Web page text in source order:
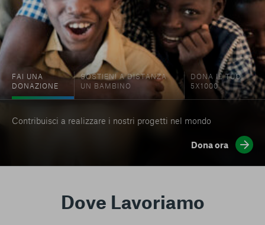
FAI UNA
DONAZIONE
SOSTIENI A DISTANZA
UN BAMBINO
DONA IL TUO
5X1000
Contribuisci a realizzare i nostri progetti nel mondo
Dona ora
Dove Lavoriamo